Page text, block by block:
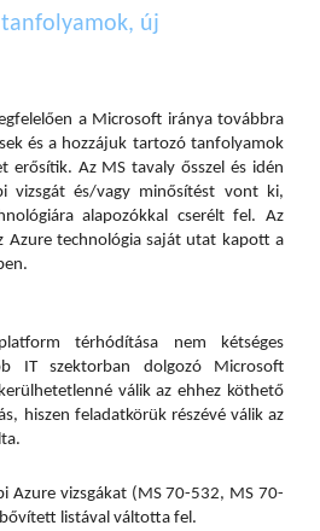
új
a Microsoft iránya továbbra
és a hozzájuk tartozó tanfolyamok
erősítik. Az MS tavaly ősszel és idén
vizsgát és/vagy minősítést vont ki,
alapozókkal cserélt fel. Az
Azure technológia saját utat kapott a
térhódítása nem kétséges
IT szektorban dolgozó Microsoft
válik az ehhez köthető
hiszen feladatkörük részévé válik az
Azure vizsgákat (MS 70-532, MS 70-
listával váltotta fel.